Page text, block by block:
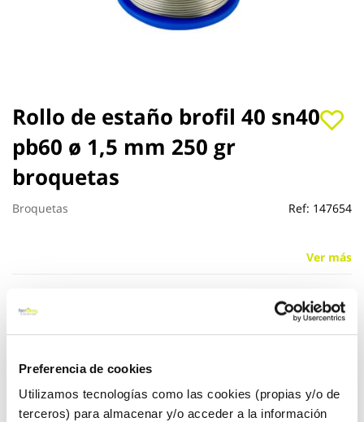
Preferencia de cookies
Utilizamos tecnologías como las cookies (propias y/o de
terceros) para almacenar y/o acceder a la información
Rollo de estaño brofil 40 sn40
pb60 ø 1,5 mm 250 gr
broquetas
Broquetas Ref: 147654
Ver más
13,58 €
Saltar
al
comienzo
de
la
galería
de